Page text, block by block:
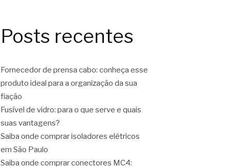
Posts recentes
Fornecedor de prensa cabo: conheça esse
produto ideal para a organização da sua
fiação
Fusível de vidro: para o que serve e quais
suas vantagens?
Saiba onde comprar isoladores elétricos
em São Paulo
Saiba onde comprar conectores MC4: